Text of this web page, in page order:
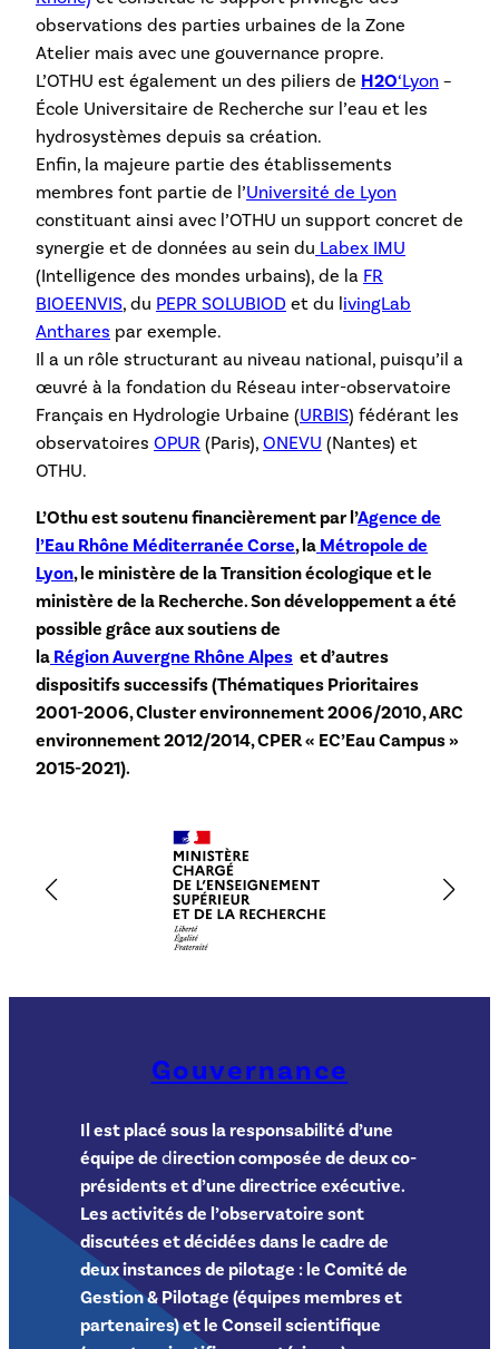
observations des parties urbaines de la Zone
Atelier mais avec une gouvernance propre.
L’OTHU est également un des piliers de H2O‘Lyon –
École Universitaire de Recherche sur l’eau et les
hydrosystèmes depuis sa création.
Enfin, la majeure partie des établissements
membres font partie de l’Université de Lyon
constituant ainsi avec l’OTHU un support concret de
synergie et de données au sein du Labex IMU
(Intelligence des mondes urbains), de la FR
BIOEENVIS, du PEPR SOLUBIOD et du livingLab
Anthares par exemple.
Il a un rôle structurant au niveau national, puisqu’il a
œuvré à la fondation du Réseau inter-observatoire
Français en Hydrologie Urbaine (URBIS) fédérant les
observatoires OPUR (Paris), ONEVU (Nantes) et
OTHU.
L’Othu est soutenu financièrement par l’Agence de
l’Eau Rhône Méditerranée Corse, la Métropole de
Lyon, le ministère de la Transition écologique et le
ministère de la Recherche. Son développement a été
possible grâce aux soutiens de
la Région Auvergne Rhône Alpes et d’autres
dispositifs successifs (Thématiques Prioritaires
2001-2006, Cluster environnement 2006/2010, ARC
environnement 2012/2014, CPER « EC’Eau Campus »
2015-2021).
Gouvernance
Il est placé sous la responsabilité d’une
équipe dedirection composée de deux co-
présidents et d’une directrice exécutive.
Les activités de l’observatoire sont
discutées et décidées dans le cadre de
deux instances de pilotage : le Comité de
Gestion & Pilotage (équipes membres et
partenaires) et le Conseil scientifique